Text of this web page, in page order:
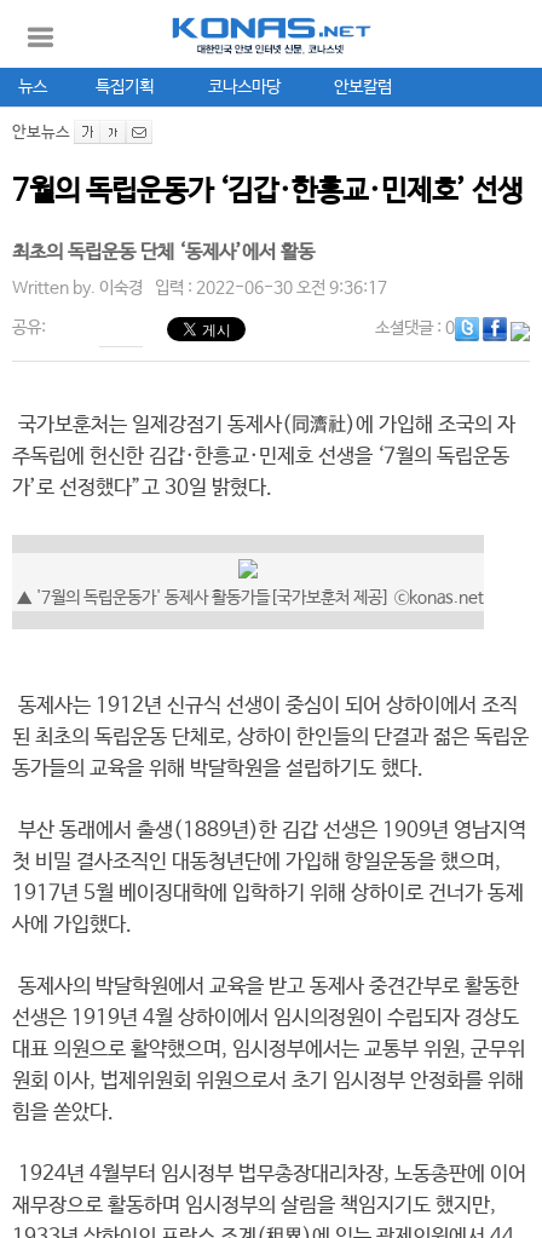
뉴스 특집기획 코나스마당 안보칼럼
안보뉴스
7월의 독립운동가 ‘김갑·한흥교·민제호’ 선생
최초의 독립운동 단체 ‘동제사’에서 활동
Written by. 이숙경 입력 : 2022-06-30 오전 9:36:17
공유: 소셜댓글: 0
국가보훈처는 일제강점기 동제사(同濟社)에 가입해 조국의 자
주독립에 헌신한 김갑·한흥교·민제호 선생을 ‘7월의 독립운동
가’로 선정했다”고 30일 밝혔다.
▲ '7월의 독립운동가' 동제사 활동가들[국가보훈처 제공] ⓒkonas.net
동제사는 1912년 신규식 선생이 중심이 되어 상하이에서 조직
된 최초의 독립운동 단체로, 상하이 한인들의 단결과 젊은 독립운
동가들의 교육을 위해 박달학원을 설립하기도 했다.
부산 동래에서 출생(1889년)한 김갑 선생은 1909년 영남지역
첫 비밀 결사조직인 대동청년단에 가입해 항일운동을 했으며,
1917년 5월 베이징대학에 입학하기 위해 상하이로 건너가 동제
사에 가입했다.
동제사의 박달학원에서 교육을 받고 동제사 중견간부로 활동한
선생은 1919년 4월 상하이에서 임시의정원이 수립되자 경상도
대표 의원으로 활약했으며, 임시정부에서는 교통부 위원, 군무위
원회 이사, 법제위원회 위원으로서 초기 임시정부 안정화를 위해
힘을 쏟았다.
1924년 4월부터 임시정부 법무총장대리차장, 노동총판에 이어
재무장으로 활동하며 임시정부의 살림을 책임지기도 했지만,